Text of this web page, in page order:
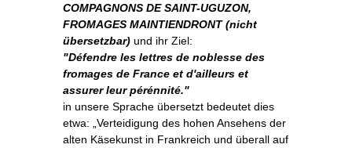
COMPAGNONS DE SAINT-UGUZON,
FROMAGES MAINTIENDRONT (nicht
übersetzbar) und ihr Ziel:
"Défendre les lettres de noblesse des
fromages de France et d'ailleurs et
assurer leur pérénnité."
in unsere Sprache übersetzt bedeutet dies
etwa: „Verteidigung des hohen Ansehens der
alten Käsekunst in Frankreich und überall auf